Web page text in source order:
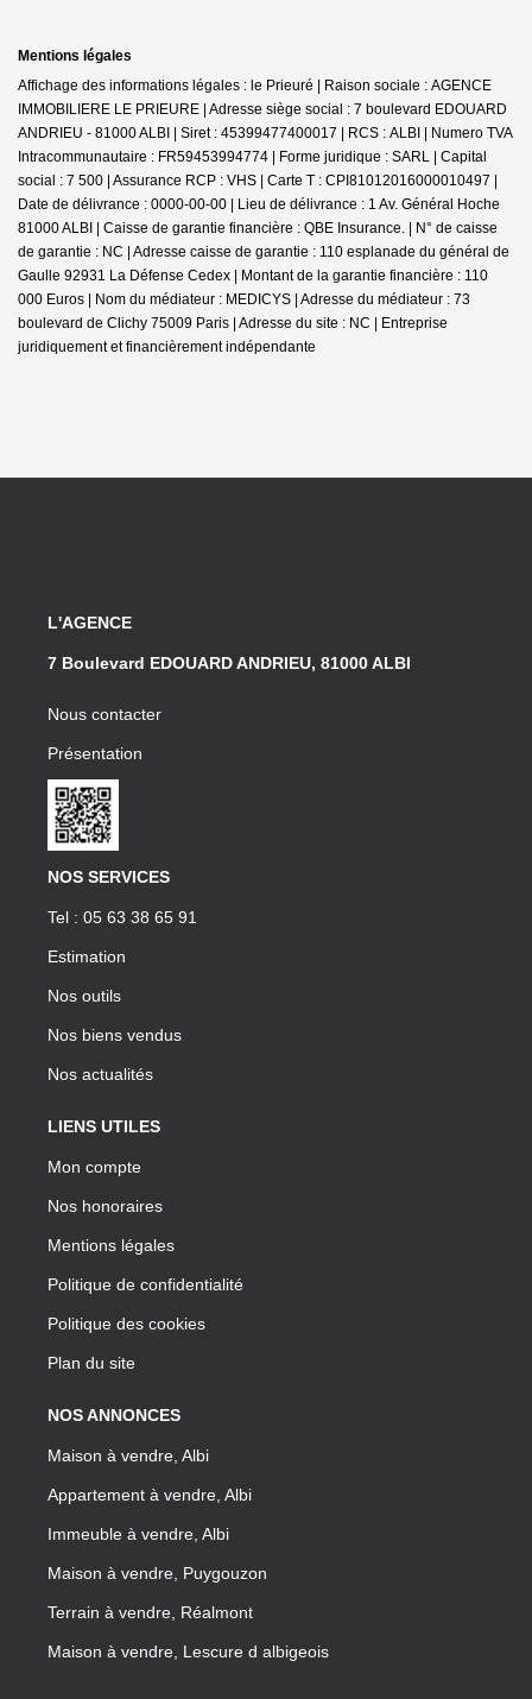
Mentions légales
Affichage des informations légales : le Prieuré | Raison sociale : AGENCE
IMMOBILIERE LE PRIEURE | Adresse siège social : 7 boulevard EDOUARD
ANDRIEU - 81000 ALBI | Siret : 45399477400017 | RCS : ALBI | Numero TVA
Intracommunautaire : FR59453994774 | Forme juridique : SARL | Capital
social : 7 500 | Assurance RCP : VHS | Carte T : CPI81012016000010497 |
Date de délivrance : 0000-00-00 | Lieu de délivrance : 1 Av. Général Hoche
81000 ALBI | Caisse de garantie financière : QBE Insurance. | N° de caisse
de garantie : NC | Adresse caisse de garantie : 110 esplanade du général de
Gaulle 92931 La Défense Cedex | Montant de la garantie financière : 110
000 Euros | Nom du médiateur : MEDICYS | Adresse du médiateur : 73
boulevard de Clichy 75009 Paris | Adresse du site : NC | Entreprise
juridiquement et financièrement indépendante
L'AGENCE
7 Boulevard EDOUARD ANDRIEU, 81000 ALBI
Nous contacter
Présentation
NOS SERVICES
Tel : 05 63 38 65 91
Estimation
Nos outils
Nos biens vendus
Nos actualités
LIENS UTILES
Mon compte
Nos honoraires
Mentions légales
Politique de confidentialité
Politique des cookies
Plan du site
NOS ANNONCES
Maison à vendre, Albi
Appartement à vendre, Albi
Immeuble à vendre, Albi
Maison à vendre, Puygouzon
Terrain à vendre, Réalmont
Maison à vendre, Lescure d albigeois